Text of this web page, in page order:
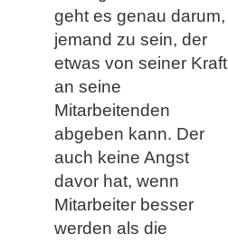
geht es genau darum,
jemand zu sein, der
etwas von seiner Kraft
an seine
Mitarbeitenden
abgeben kann. Der
auch keine Angst
davor hat, wenn
Mitarbeiter besser
werden als die